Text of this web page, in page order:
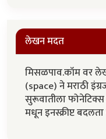
लेखन मदत
मिसळपाव.कॉम वर
(space) ने मराठी
सुरूवातीला फोनेटिक्स
मधून इनस्क्रीप्ट